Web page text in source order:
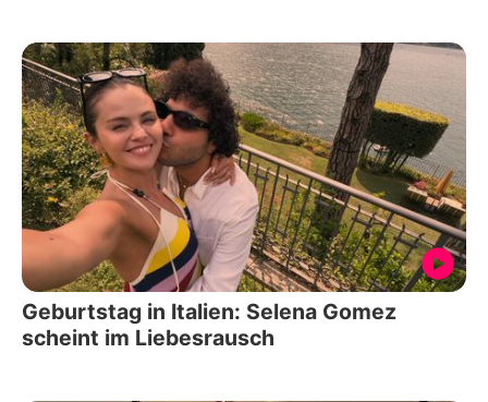
Geburtstag in Italien: Selena Gomez
scheint im Liebesrausch